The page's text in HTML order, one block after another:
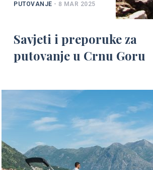
PUTOVANJE - 8 MAR 2025
Savjeti i preporuke za
putovanje u Crnu Goru